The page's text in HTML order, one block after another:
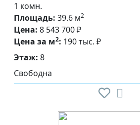
1 комн.
Площадь: 39.6 м2
Цена: 8 543 700 ₽
Цена за м2: 190 тыс. ₽
Этаж: 8
Свободна